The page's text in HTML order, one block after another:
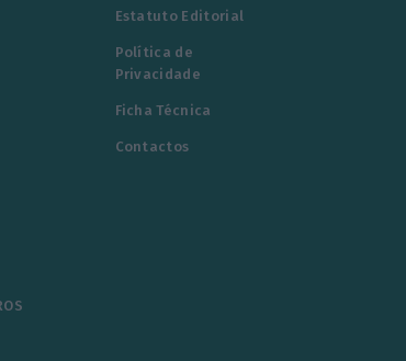
Estatuto Editorial
Política de
Privacidade
Ficha Técnica
Contactos